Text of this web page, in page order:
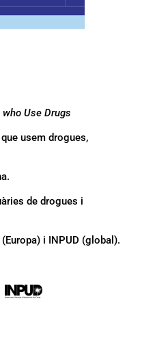
Use Drugs
usem drogues,
de drogues i
i INPUD (global).